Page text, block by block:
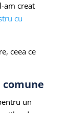
am creat
cu
ceea ce
comune
un